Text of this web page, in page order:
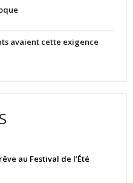
avaient cette exigence
au Festival de l’Été